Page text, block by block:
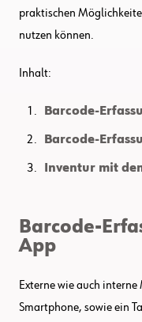
praktischen
nutzen können.
Inhalt:
Barcode-
Barcode-
Inventur mit
Barcode-
App
Externe wie auch
Smartphone, sowie ein